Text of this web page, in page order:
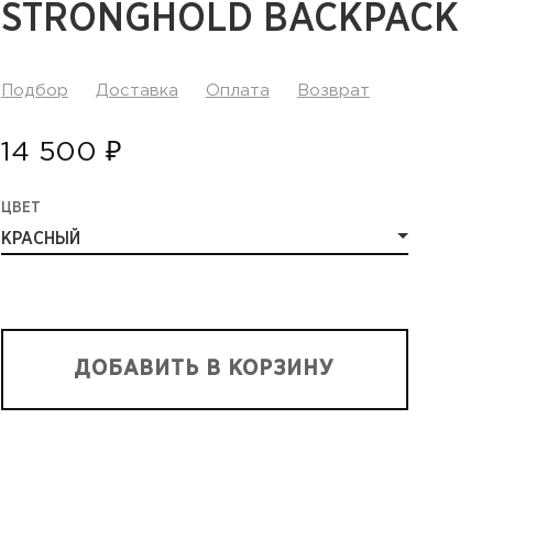
STRONGHOLD BACKPACK
Подбор Доставка Оплата Возврат
14 500 ₽
ЦВЕТ
КРАСНЫЙ
ДОБАВИТЬ В КОРЗИНУ